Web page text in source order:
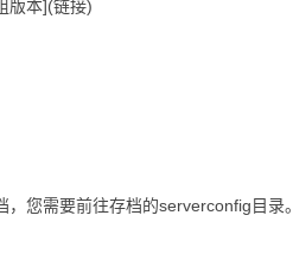
版本](链接)
您需要前往存档的serverconfig目录。